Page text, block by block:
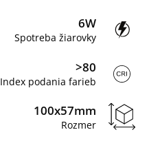
6W
Spotreba žiarovky
>80
Index podania farieb
100x57mm
Rozmer